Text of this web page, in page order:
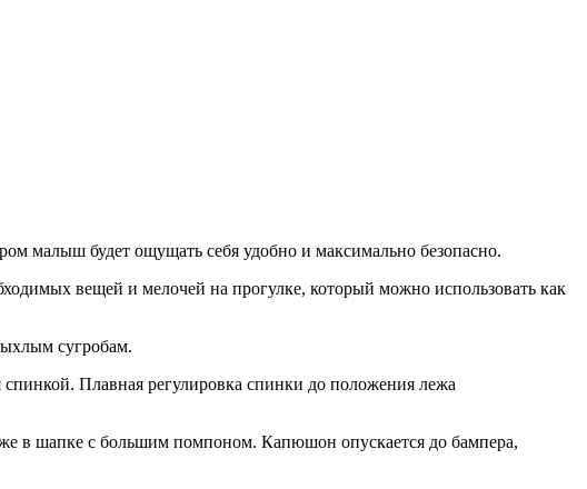
малыш будет ощущать себя удобно и максимально безопасно.
вещей и мелочей на прогулке, который можно использовать как
сугробам.
Плавная регулировка спинки до положения лежа
в шапке с большим помпоном. Капюшон опускается до бампера,